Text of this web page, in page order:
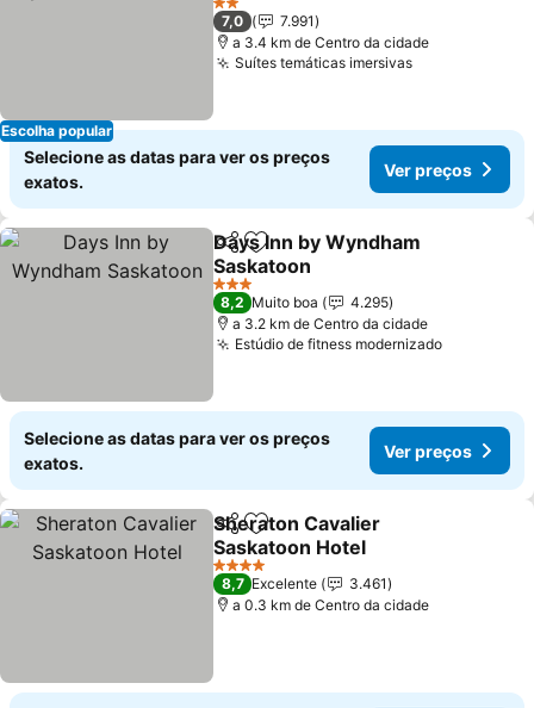
Escolha popular
Ver preços
2 Estrelas
7,0
7.991
a 3.4 km de Centro da cidade
Suítes temáticas imersivasVer preços
Selecione as datas para ver os preços
exatos.
Ver preços
PartilharAdicionar aos favoritos
Days Inn by Wyndham
Saskatoon
Ver preços
3 Estrelas
8,2 Muito boa
4.295
a 3.2 km de Centro da cidade
Estúdio de fitness modernizadoVer
Selecione as datas para ver os preços
exatos.
Ver preços
PartilharAdicionar aos favoritos
Sheraton Cavalier
Saskatoon Hotel
Ver preços
4 Estrelas
8,7 Excelente
3.461
a 0.3 km de Centro da cidade